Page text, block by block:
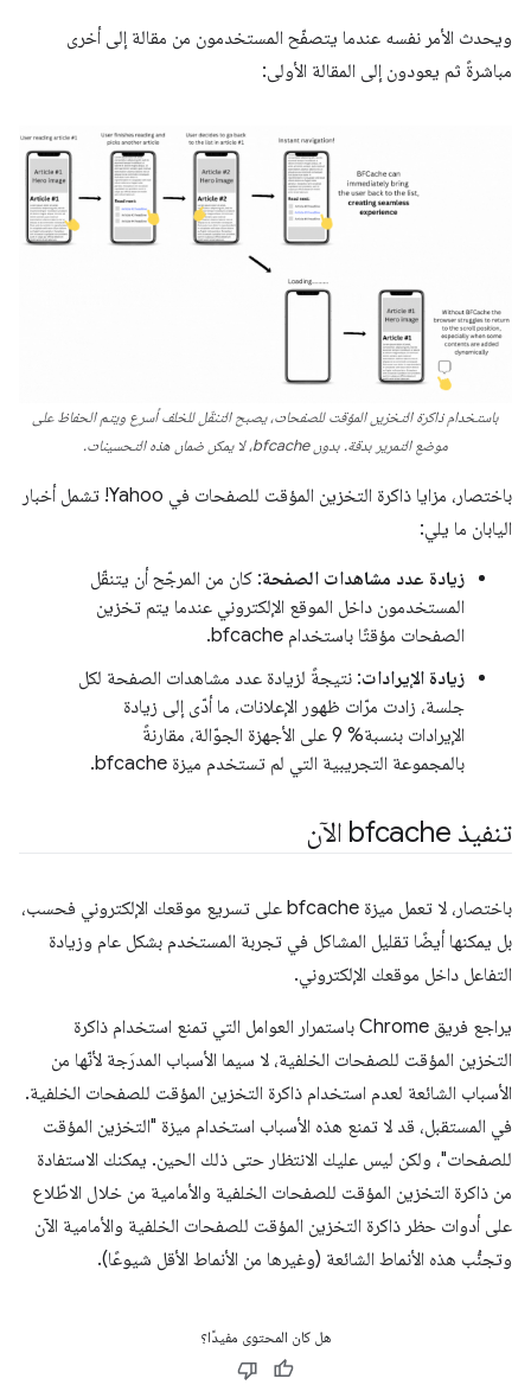
ويحدث الأمر نفسه عندما يتصفّح المستخدمون من مقالة إلى أخرى
مباشرةً ثم يعودون إلى المقالة الأولى:
باستخدام ذاكرة التخزين المؤقت للصفحات، يصبح التنقّل للخلف أسرع ويتم الحفاظ على
موضع التمرير بدقة. بدون bfcache، لا يمكن ضمان هذه التحسينات.
باختصار، مزايا ذاكرة التخزين المؤقت للصفحات في Yahoo! تشمل أخبار
اليابان ما يلي:
زيادة عدد مشاهدات الصفحة: كان من المرجّح أن يتنقّل
المستخدمون داخل الموقع الإلكتروني عندما يتم تخزين
الصفحات مؤقتًا باستخدام bfcache.
زيادة الإيرادات: نتيجةً لزيادة عدد مشاهدات الصفحة لكل
جلسة، زادت مرّات ظهور الإعلانات، ما أدّى إلى زيادة
الإيرادات بنسبة% 9 على الأجهزة الجوّالة، مقارنةً
بالمجموعة التجريبية التي لم تستخدم ميزة bfcache.
تنفيذ bfcache الآن
باختصار، لا تعمل ميزة bfcache على تسريع موقعك الإلكتروني فحسب،
بل يمكنها أيضًا تقليل المشاكل في تجربة المستخدم بشكل عام وزيادة
التفاعل داخل موقعك الإلكتروني.
يراجع فريق Chrome باستمرار العوامل التي تمنع استخدام ذاكرة
التخزين المؤقت للصفحات الخلفية، لا سيما الأسباب المدرَجة لأنّها من
الأسباب الشائعة لعدم استخدام ذاكرة التخزين المؤقت للصفحات الخلفية.
في المستقبل، قد لا تمنع هذه الأسباب استخدام ميزة "التخزين المؤقت
للصفحات"، ولكن ليس عليك الانتظار حتى ذلك الحين. يمكنك الاستفادة
من ذاكرة التخزين المؤقت للصفحات الخلفية والأمامية من خلال الاطّلاع
على أدوات حظر ذاكرة التخزين المؤقت للصفحات الخلفية والأمامية الآن
وتجنُّب هذه الأنماط الشائعة (وغيرها من الأنماط الأقل شيوعًا).
هل كان المحتوى مفيدًا؟